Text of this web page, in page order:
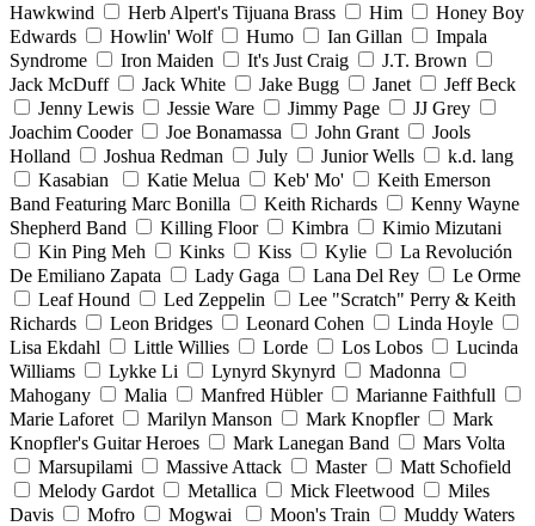
Hawkwind
Herb Alpert's Tijuana Brass Him
Honey Boy
Edwards
Howlin' Wolf Humo Ian Gillan
Impala
Syndrome
Iron Maiden It's Just Craig
J.T. Brown
Jack McDuff
Jack White Jake Bugg Janet
Jeff Beck
Jenny Lewis
Jessie Ware Jimmy Page
JJ Grey
Joachim Cooder
Joe Bonamassa John Grant
Jools
Holland
Joshua Redman July Junior Wells
k.d. lang
Kasabian
Katie Melua Keb' Mo'
Keith Emerson
Band Featuring Marc Bonilla
Keith Richards
Kenny Wayne
Shepherd Band
Killing Floor Kimbra
Kimio Mizutani
Kin Ping Meh
Kinks Kiss Kylie
La Revolución
De Emiliano Zapata
Lady Gaga Lana Del Rey
Le Orme
Leaf Hound
Led Zeppelin
Lee "Scratch" Perry & Keith
Richards
Leon Bridges Leonard Cohen
Linda Hoyle
Lisa Ekdahl
Little Willies Lorde Los Lobos
Lucinda
Williams
Lykke Li Lynyrd Skynyrd
Madonna
Mahogany
Malia Manfred Hübler
Marianne Faithfull
Marie Laforet
Marilyn Manson Mark Knopfler
Mark
Knopfler's Guitar Heroes
Mark Lanegan Band
Mars Volta
Marsupilami
Massive Attack Master
Matt Schofield
Melody Gardot
Metallica Mick Fleetwood
Miles
Davis
Mofro Mogwai Moon's Train
Muddy Waters